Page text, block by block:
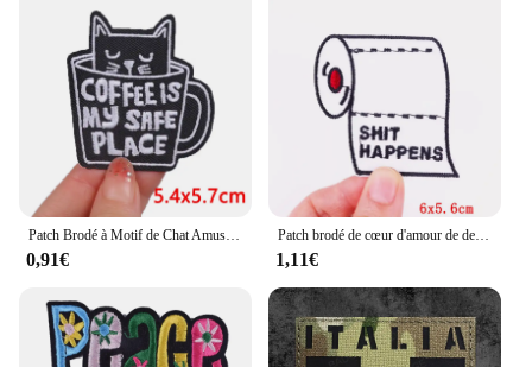
Patch Brodé à Motif de Chat Amusant et Avocat pour Vêtement, Dessin Animé, Couture, Fer à Repasser, Autocollant
0,91€
Patch brodé de cœur d'amour de dessin animé sur vêtements, patchs thermoadhésifs pour vêtements, vestes, bricolage, fer sur patchs, Badge d'appareil photo cousu
1,11€